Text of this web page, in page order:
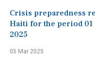
Crisis preparedness
Haiti for the period 01
2025
05 Mar 2025